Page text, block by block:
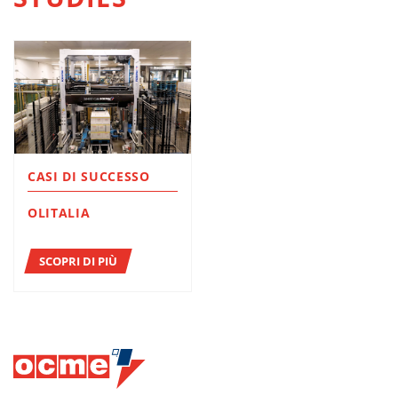
CASI DI SUCCESSO
OLITALIA
SCOPRI DI PIÙ